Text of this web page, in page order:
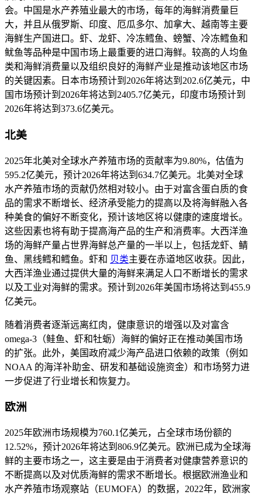
会。中国是水产养殖业最大的市场，每年的海鲜消费量巨
大，并且从俄罗斯、印度、厄瓜多尔、加拿大、越南等主要
海鲜生产国进口。虾、龙虾、冷冻鳕鱼、螃蟹、冷冻鳕鱼和
鱿鱼等品种是中国市场上最重要的进口海鲜。较高的人均鱼
类和海鲜消费量以及组织良好的海鲜产业是推动该地区市场
的关键因素。日本市场预计到2026年将达到202.6亿美元，中
国市场预计到2026年将达到2405.7亿美元，印度市场预计到
2026年将达到373.6亿美元。
北美
2025年北美对全球水产养殖市场的贡献率为9.80%，估值为
595.2亿美元，预计2026年将达到634.7亿美元。北美对全球
水产养殖市场的贡献仍然相对较小。由于对富含蛋白质的食
品的需求不断增长、经济承受能力的提高以及将海鲜融入各
种美食的偏好不断变化，预计该地区将以健康的速度增长。
这些因素也将有助于提高海产品的生产和消费率。大西洋渔
场的海鲜产量占世界海鲜总产量的一半以上，包括龙虾、鲭
鱼、黑线鳕和鳕鱼。虾和 贝类主要在赤道地区收获。因此，
大西洋渔业通过提供大量的海鲜来满足人口不断增长的需求
以及工业对海鲜的需求。预计到2026年美国市场将达到455.9
亿美元。
随着消费者逐渐远离红肉，健康意识的增强以及对富含
omega-3（鲑鱼、虾和牡蛎）海鲜的偏好正在推动美国市场
的扩张。此外，美国政府减少海产品进口依赖的政策（例如
NOAA 的海洋补助金、研发和基础设施资金）和市场努力进
一步促进了行业增长和恢复力。
欧洲
2025年欧洲市场规模为760.1亿美元，占全球市场份额的
12.52%，预计2026年将达到806.9亿美元。欧洲已成为全球海
鲜的主要市场之一，这主要是由于消费者对健康营养意识的
不断提高以及对优质海鲜的需求不断增长。根据欧洲渔业和
水产养殖市场观察站（EUMOFA）的数据，2022年，欧洲家